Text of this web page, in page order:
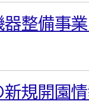
整備事
規開園